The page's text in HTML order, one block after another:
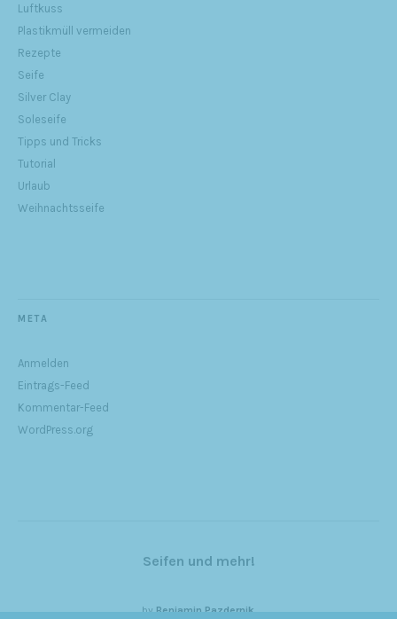
Luftkuss
Plastikmüll vermeiden
Rezepte
Seife
Silver Clay
Soleseife
Tipps und Tricks
Tutorial
Urlaub
Weihnachtsseife
META
Anmelden
Eintrags-Feed
Kommentar-Feed
WordPress.org
Seifen und mehr!
byBenjamin Pazdernik